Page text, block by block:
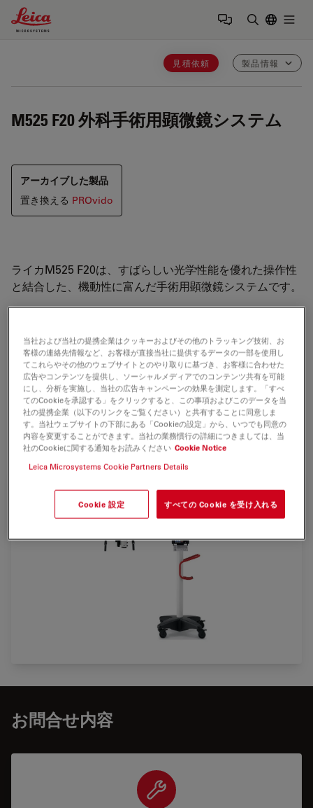
Leica Microsystems Logo
見積依頼 製品情報
M525 F20外科手術用顕微鏡システム
アーカイブした製品
置き換える PROvido
ライカM525 F20は、すばらしい光学性能を優れた操作性
と結合した、機動性に富んだ手術用顕微鏡システムです。
作業距離に応じた照明により、患者様に配慮しつつ深い手
術部位を十分に照射します。
豊富なアクセサリー群とモジュラーシステムにより、
ENT、脳神経外科、スパイン手術等々広範なマイクロサー
ジャリーのニーズに対応することができます。
お問合せ内容
当社および当社の提携企業はクッキーおよびその他のトラッキング技術、お
客様の連絡先情報など、お客様が直接当社に提供するデータの一部を使用し
てこれらやその他のウェブサイトとのやり取りに基づき、お客様に合わせた
広告やコンテンツを提供し、ソーシャルメディアでのコンテンツ共有を可能
にし、分析を実施し、当社の広告キャンペーンの効果を測定します。「すべ
てのCookieを承認する」をクリックすると、この事項およびこのデータを当
社の提携企業（以下のリンクをご覧ください）と共有することに同意しま
す。当社ウェブサイトの下部にある「Cookieの設定」から、いつでも同意の
内容を変更することができます。当社の業務慣行の詳細につきましては、当
社のCookieに関する通知をお読みください Cookie Notice
Leica Microsystems Cookie Partners Details
Cookie 設定 すべての Cookie を受け入れる